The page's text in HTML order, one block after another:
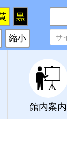
黒
縮小
館内案内